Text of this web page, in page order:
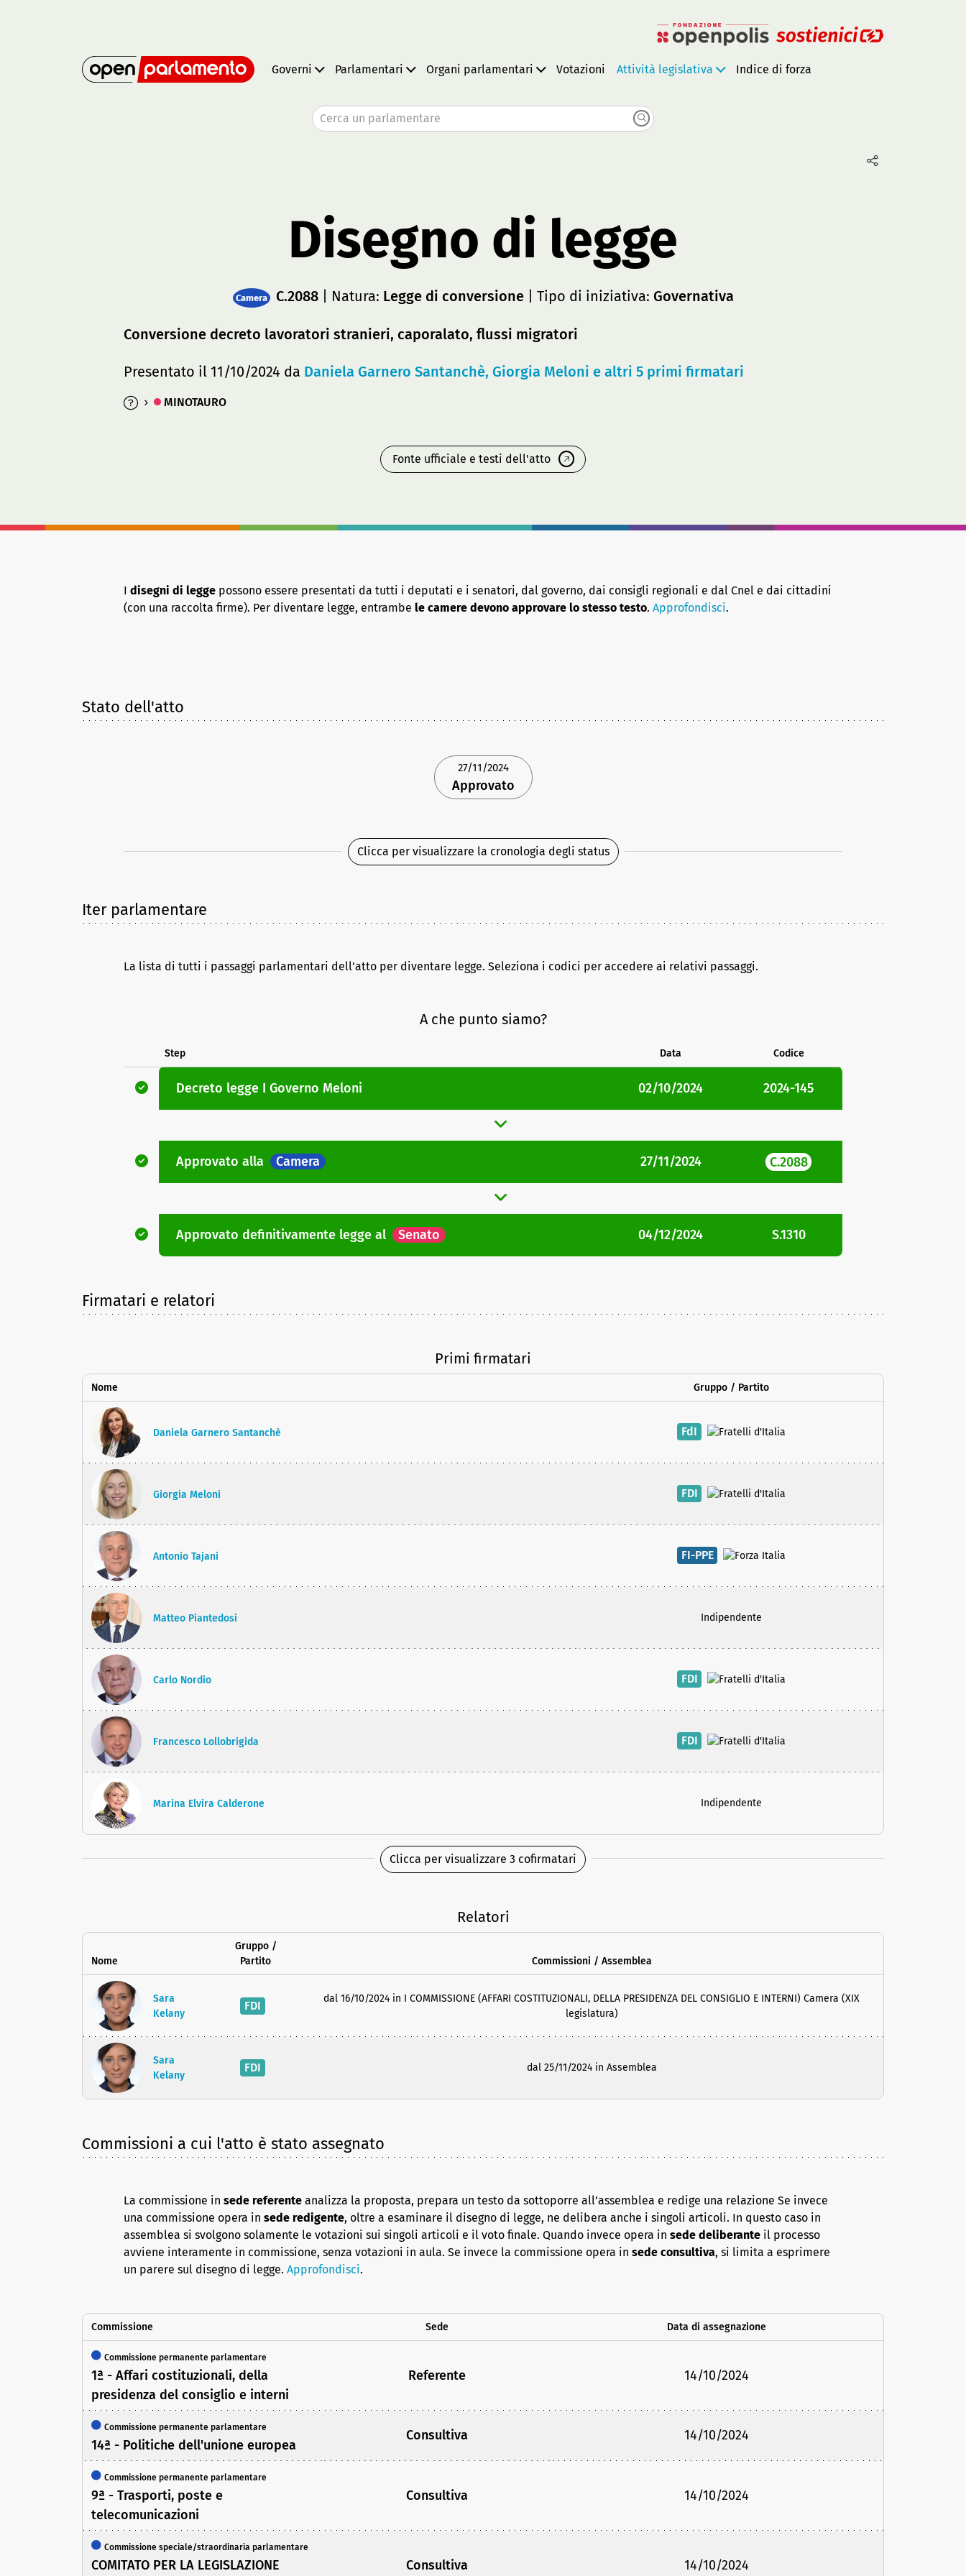
Governi Parlamentari Organi parlamentari Votazioni Attività legislativa Indice di forza
Cerca un parlamentare
Disegno di legge
Camera C.2088| Natura: Legge di conversione| Tipo di iniziativa: Governativa
Conversione decreto lavoratori stranieri, caporalato, flussi migratori
Presentato il 11/10/2024 da Daniela Garnero Santanchè, Giorgia Meloni e altri 5 primi firmatari
MINOTAURO
Fonte ufficiale e testi dell'atto
I disegni di legge possono essere presentati da tutti i deputati e i senatori, dal governo, dai consigli regionali e dal Cnel e dai cittadini
(con una raccolta firme). Per diventare legge, entrambe le camere devono approvare lo stesso testo. Approfondisci.
Stato dell'atto
27/11/2024
Approvato
Clicca per visualizzare la cronologia degli status
Iter parlamentare
La lista di tutti i passaggi parlamentari dell'atto per diventare legge. Seleziona i codici per accedere ai relativi passaggi.
A che punto siamo?
Step Data Codice
Decreto legge I Governo Meloni 02/10/2024 2024-145
Approvato alla Camera 27/11/2024 C.2088
Approvato definitivamente legge al Senato 04/12/2024 S.1310
Firmatari e relatori
Primi firmatari
Nome Gruppo / Partito
Daniela Garnero Santanchè FdI
Giorgia Meloni FDI
Antonio Tajani FI-PPE
Matteo Piantedosi Indipendente
Carlo Nordio FDI
Francesco Lollobrigida FDI
Marina Elvira Calderone Indipendente
Clicca per visualizzare 3 cofirmatari
Relatori
Nome
Gruppo /
Partito
Commissioni / Assemblea
Sara
Kelany
FDI
dal 16/10/2024 in I COMMISSIONE (AFFARI COSTITUZIONALI, DELLA PRESIDENZA DEL CONSIGLIO E INTERNI) Camera (XIX
legislatura)
Sara
Kelany
FDI dal 25/11/2024 in Assemblea
Commissioni a cui l'atto è stato assegnato
La commissione in sede referente analizza la proposta, prepara un testo da sottoporre all’assemblea e redige una relazione Se invece
una commissione opera in sede redigente, oltre a esaminare il disegno di legge, ne delibera anche i singoli articoli. In questo caso in
assemblea si svolgono solamente le votazioni sui singoli articoli e il voto finale. Quando invece opera in sede deliberante il processo
avviene interamente in commissione, senza votazioni in aula. Se invece la commissione opera in sede consultiva, si limita a esprimere
un parere sul disegno di legge. Approfondisci.
Commissione Sede Data di assegnazione
Commissione permanente parlamentare
1ª - Affari costituzionali, della
presidenza del consiglio e interni
Referente 14/10/2024
Commissione permanente parlamentare
14ª - Politiche dell'unione europea
Consultiva 14/10/2024
Commissione permanente parlamentare
9ª - Trasporti, poste e
telecomunicazioni
Consultiva 14/10/2024
Commissione speciale/straordinaria parlamentare
COMITATO PER LA LEGISLAZIONE Consultiva 14/10/2024